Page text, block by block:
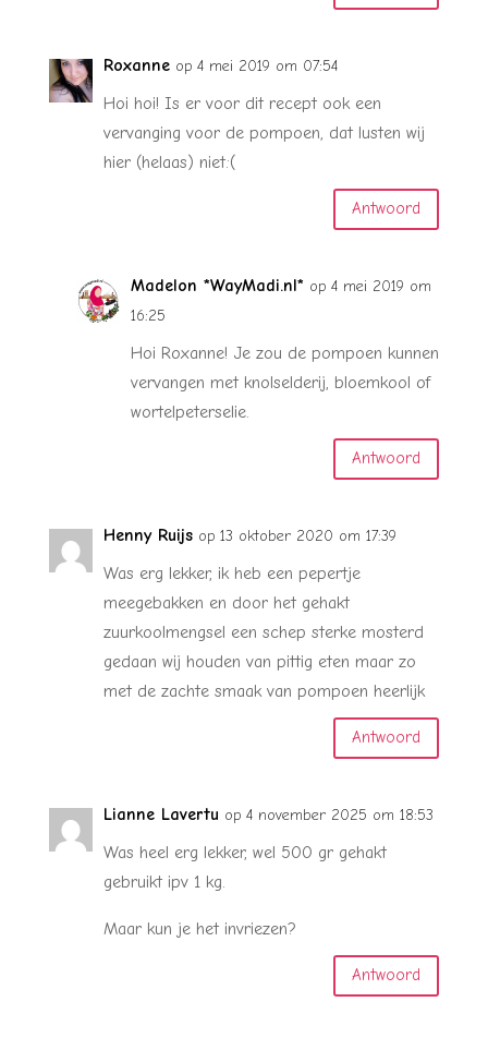
Roxanne op 4 mei 2019 om 07:54
Hoi hoi! Is er voor dit recept ook een
vervanging voor de pompoen, dat lusten wij
hier (helaas) niet:(
Antwoord
Madelon *WayMadi.nl* op 4 mei 2019 om
16:25
Hoi Roxanne! Je zou de pompoen kunnen
vervangen met knolselderij, bloemkool of
wortelpeterselie.
Antwoord
Henny Ruijs op 13 oktober 2020 om 17:39
Was erg lekker, ik heb een pepertje
meegebakken en door het gehakt
zuurkoolmengsel een schep sterke mosterd
gedaan wij houden van pittig eten maar zo
met de zachte smaak van pompoen heerlijk
Antwoord
Lianne Lavertu op 4 november 2025 om 18:53
Was heel erg lekker, wel 500 gr gehakt
gebruikt ipv 1 kg.
Maar kun je het invriezen?
Antwoord